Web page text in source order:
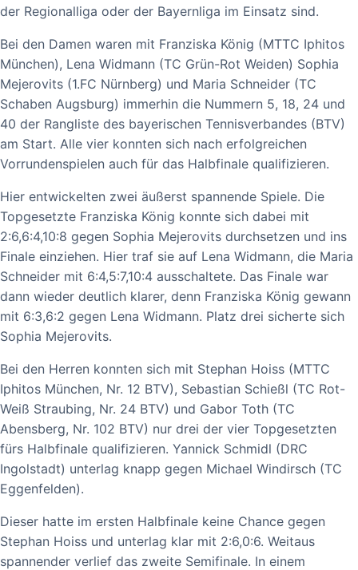
der Regionalliga oder der Bayernliga im Einsatz sind.
Bei den Damen waren mit Franziska König (MTTC Iphitos
München), Lena Widmann (TC Grün-Rot Weiden) Sophia
Mejerovits (1.FC Nürnberg) und Maria Schneider (TC
Schaben Augsburg) immerhin die Nummern 5, 18, 24 und
40 der Rangliste des bayerischen Tennisverbandes (BTV)
am Start. Alle vier konnten sich nach erfolgreichen
Vorrundenspielen auch für das Halbfinale qualifizieren.
Hier entwickelten zwei äußerst spannende Spiele. Die
Topgesetzte Franziska König konnte sich dabei mit
2:6,6:4,10:8 gegen Sophia Mejerovits durchsetzen und ins
Finale einziehen. Hier traf sie auf Lena Widmann, die Maria
Schneider mit 6:4,5:7,10:4 ausschaltete. Das Finale war
dann wieder deutlich klarer, denn Franziska König gewann
mit 6:3,6:2 gegen Lena Widmann. Platz drei sicherte sich
Sophia Mejerovits.
Bei den Herren konnten sich mit Stephan Hoiss (MTTC
Iphitos München, Nr. 12 BTV), Sebastian Schießl (TC Rot-
Weiß Straubing, Nr. 24 BTV) und Gabor Toth (TC
Abensberg, Nr. 102 BTV) nur drei der vier Topgesetzten
fürs Halbfinale qualifizieren. Yannick Schmidl (DRC
Ingolstadt) unterlag knapp gegen Michael Windirsch (TC
Eggenfelden).
Dieser hatte im ersten Halbfinale keine Chance gegen
Stephan Hoiss und unterlag klar mit 2:6,0:6. Weitaus
spannender verlief das zweite Semifinale. In einem